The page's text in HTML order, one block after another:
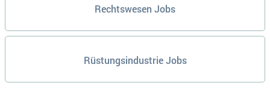
Rechtswesen Jobs
Rüstungsindustrie Jobs